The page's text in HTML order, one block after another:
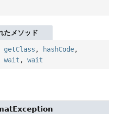
たメソッド
getClass , hashCode,
wait , wait